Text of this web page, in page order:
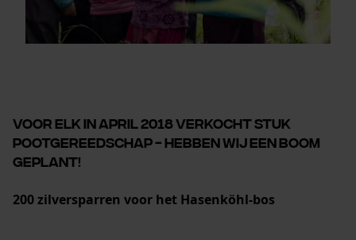
VOOR ELK IN APRIL 2018 VERKOCHT STUK
POOTGEREEDSCHAP - HEBBEN WIJ EEN BOOM
GEPLANT!
200 zilversparren voor het Hasenköhl-bos